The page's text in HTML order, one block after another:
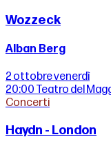
Wozzeck
Alban Berg
2 ottobrevenerdì
20:00 Teatro del
Concerti
Haydn - London